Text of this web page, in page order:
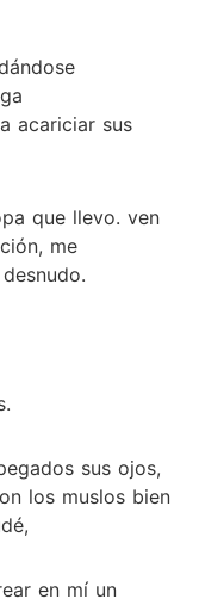
acariciar sus
que llevo. ven
me
sus ojos,
los muslos bien
en mí un